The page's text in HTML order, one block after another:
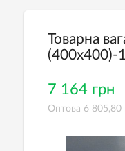
Товарна
(400х400)-
7 164 грн
Оптова 6 805,80